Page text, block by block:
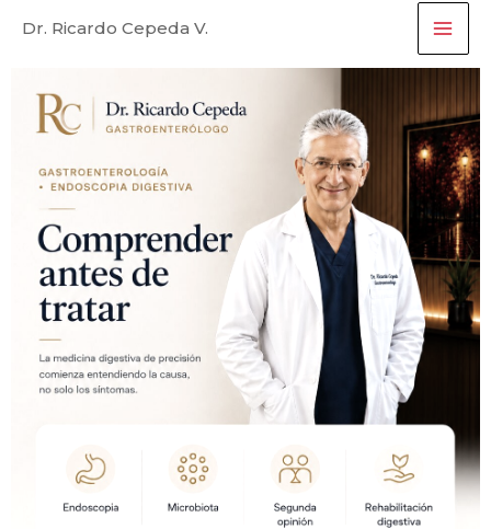
Dr. Ricardo Cepeda V.